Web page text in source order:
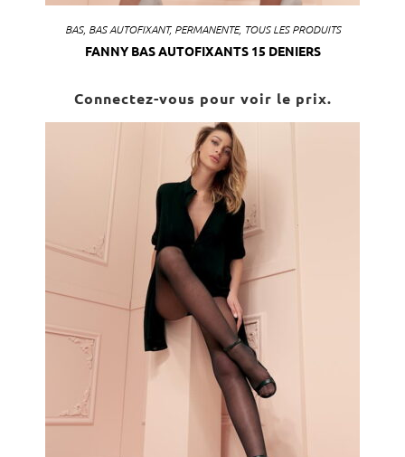
BAS, BAS AUTOFIXANT, PERMANENTE, TOUS LES PRODUITS
FANNY BAS AUTOFIXANTS 15 DENIERS
Connectez-vous pour voir le prix.